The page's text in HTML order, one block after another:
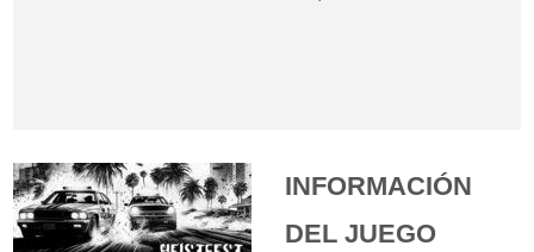
INFORMACIÓN
DEL JUEGO